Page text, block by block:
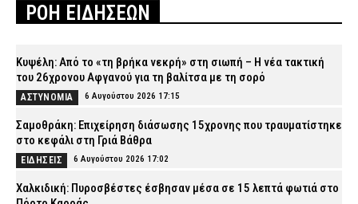
ΡΟΗ ΕΙΔΗΣΕΩΝ
Κυψέλη: Από το «τη βρήκα νεκρή» στη σιωπή – Η νέα τακτική
του 26χρονου Αφγανού για τη βαλίτσα με τη σορό
ΑΣΤΥΝΟΜΙΑ 6 Αυγούστου 2026 17:15
Σαμοθράκη: Επιχείρηση διάσωσης 15χρονης που τραυματίστηκε
στο κεφάλι στη Γριά Βάθρα
ΕΙΔΗΣΕΙΣ 6 Αυγούστου 2026 17:02
Χαλκιδική: Πυροσβέστες έσβησαν μέσα σε 15 λεπτά φωτιά στο